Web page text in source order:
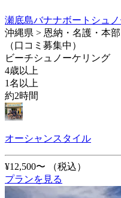
瀬底島バナナボートシュ
沖縄県 > 恩納・名護・本
（口コミ募集中）
ビーチシュノーケリング
4歳以上
1名以上
約2時間
オーシャンスタイル
¥12,500〜
（税込）
プランを見る